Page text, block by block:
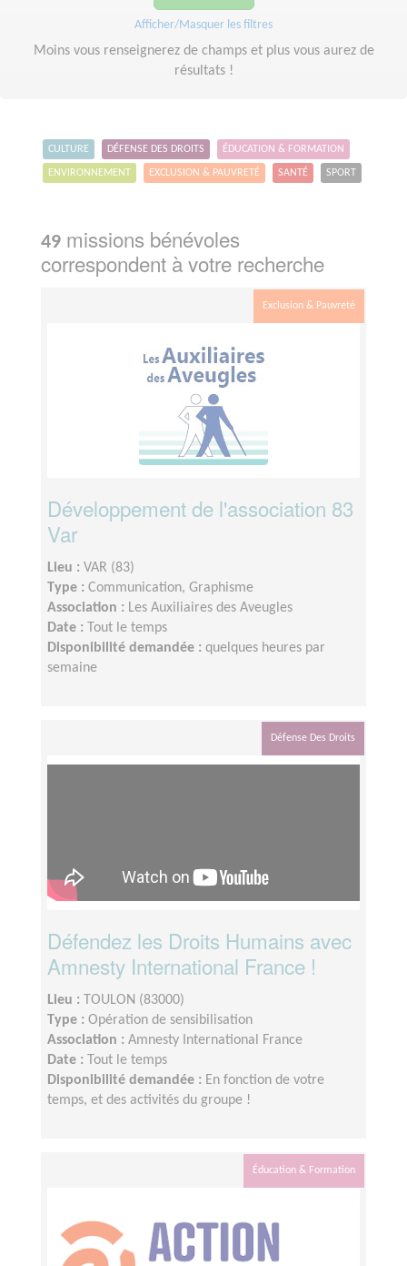
Afficher/Masquer les filtres
Moins vous renseignerez de champs et plus vous aurez de
résultats !
CULTURE DÉFENSE DES DROITS ÉDUCATION & FORMATION
ENVIRONNEMENT EXCLUSION & PAUVRETÉ SANTÉ SPORT
49 missions bénévoles
correspondent à votre recherche
Exclusion & Pauvreté
Développement de l'association 83
Var
Lieu : VAR (83)
Type : Communication, Graphisme
Association : Les Auxiliaires des Aveugles
Date :
Tout le temps
Disponibilité demandée : quelques heures par
semaine
Défense Des Droits
Défendez les Droits Humains avec
Amnesty International France !
Lieu :
TOULON (83000)
Type : Opération de sensibilisation
Association : Amnesty International France
Date :
Tout le temps
Disponibilité demandée : En fonction de votre
temps, et des activités du groupe !
Éducation & Formation